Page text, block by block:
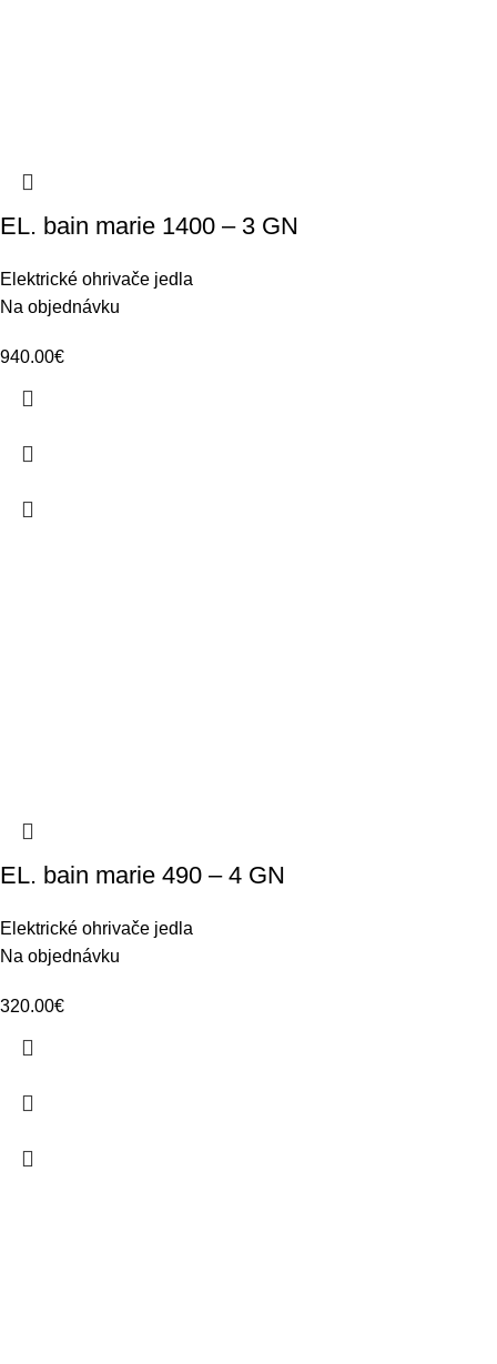
EL. bain marie 1400 – 3 GN
Elektrické ohrivače jedla
Na objednávku
940.00€
EL. bain marie 490 – 4 GN
Elektrické ohrivače jedla
Na objednávku
320.00€